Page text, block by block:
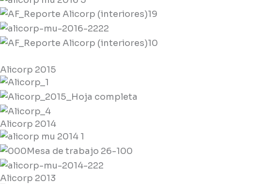
Alicorp 2015
Alicorp 2014
Alicorp 2013